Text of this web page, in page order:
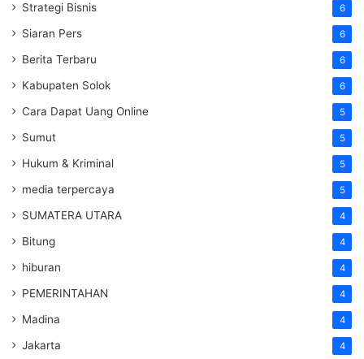
Strategi Bisnis 6
Siaran Pers 6
Berita Terbaru 6
Kabupaten Solok 6
Cara Dapat Uang Online 5
Sumut 5
Hukum & Kriminal 5
media terpercaya 5
SUMATERA UTARA 4
Bitung 4
hiburan 4
PEMERINTAHAN 4
Madina 4
Jakarta 4